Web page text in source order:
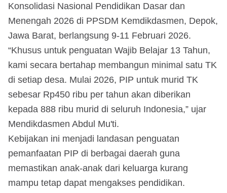
Konsolidasi Nasional Pendidikan Dasar dan
Menengah 2026 di PPSDM Kemdikdasmen, Depok,
Jawa Barat, berlangsung 9-11 Februari 2026.
“Khusus untuk penguatan Wajib Belajar 13 Tahun,
kami secara bertahap membangun minimal satu TK
di setiap desa. Mulai 2026, PIP untuk murid TK
sebesar Rp450 ribu per tahun akan diberikan
kepada 888 ribu murid di seluruh Indonesia,” ujar
Mendikdasmen Abdul Mu'ti.
Kebijakan ini menjadi landasan penguatan
pemanfaatan PIP di berbagai daerah guna
memastikan anak-anak dari keluarga kurang
mampu tetap dapat mengakses pendidikan.